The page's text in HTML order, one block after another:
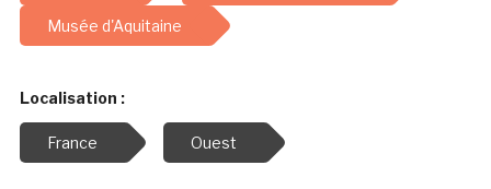
Musée d'Aquitaine
Localisation :
France Ouest